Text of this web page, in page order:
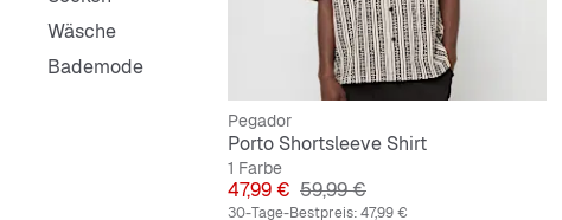
Wäsche
Bademode
Pegador
Porto Shortsleeve Shirt
1 Farbe
Preis
47,99 € Originalpreis
59,99 €
30-Tage-Bestpreis:47,99 €